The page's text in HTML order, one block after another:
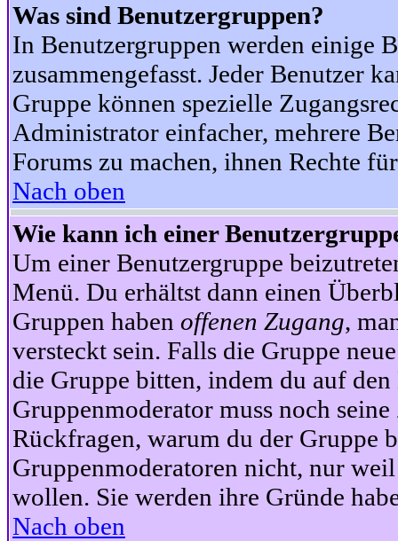
Was sind Benutzergruppen?
In Benutzergruppen werden einige
zusammengefasst. Jeder Benutzer
Gruppe können spezielle
Administrator einfacher, mehrere
Forums zu machen, ihnen Rechte
Nach oben
Wie kann ich einer
Um einer Benutzergruppe
Menü. Du erhältst dann einen
Gruppen haben offenen Zugang,
versteckt sein. Falls die Gruppe
die Gruppe bitten, indem du auf
Gruppenmoderator muss noch
Rückfragen, warum du der Gruppe
Gruppenmoderatoren nicht, nur
wollen. Sie werden ihre Gründe
Nach oben